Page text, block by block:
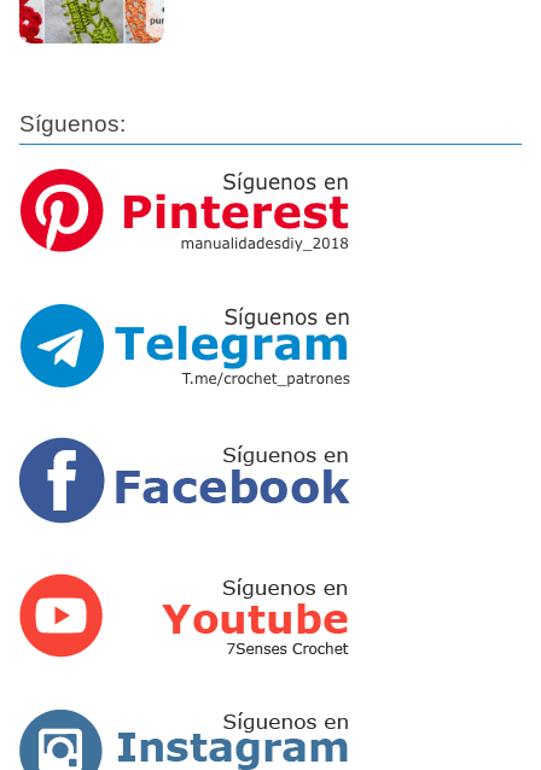
Síguenos: